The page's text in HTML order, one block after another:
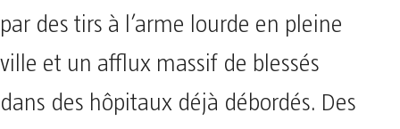
par des tirs à l’arme lourde en pleine
ville et un afflux massif de blessés
dans des hôpitaux déjà débordés. Des